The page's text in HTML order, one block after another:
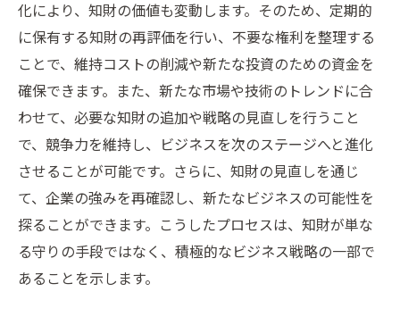
業界別知財ポートフォリオ構築のポイント
成功事例から学ぶ知財ポートフォリオの活
用法
グローバル市場での優位性を確保する知財の投
資価値
知財への投資がもたらす企業価値の向上
グローバル展開における知財投資の効果
競争優位性を保つための知財投資戦略
知財投資が企業成長に与える影響
知財投資のROIを最大化する方法
化により、知財の価値も変動します。そのため、定期的
に保有する知財の再評価を行い、不要な権利を整理する
ことで、維持コストの削減や新たな投資のための資金を
確保できます。また、新たな市場や技術のトレンドに合
わせて、必要な知財の追加や戦略の見直しを行うこと
で、競争力を維持し、ビジネスを次のステージへと進化
させることが可能です。さらに、知財の見直しを通じ
て、企業の強みを再確認し、新たなビジネスの可能性を
探ることができます。こうしたプロセスは、知財が単な
る守りの手段ではなく、積極的なビジネス戦略の一部で
あることを示します。